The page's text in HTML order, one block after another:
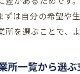
ずは自分の希望や
所を選ぶことで、
所一覧から選ぶ